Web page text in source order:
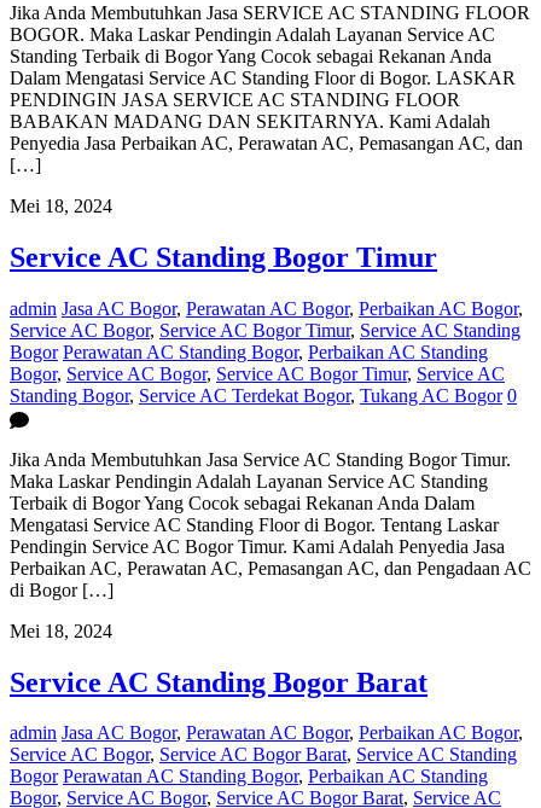
Jika Anda Membutuhkan Jasa SERVICE AC STANDING FLOOR
BOGOR. Maka Laskar Pendingin Adalah Layanan Service AC
Standing Terbaik di Bogor Yang Cocok sebagai Rekanan Anda
Dalam Mengatasi Service AC Standing Floor di Bogor. LASKAR
PENDINGIN JASA SERVICE AC STANDING FLOOR
BABAKAN MADANG DAN SEKITARNYA. Kami Adalah
Penyedia Jasa Perbaikan AC, Perawatan AC, Pemasangan AC, dan
[…]
Mei 18, 2024
Service AC Standing Bogor Timur
admin Jasa AC Bogor, Perawatan AC Bogor, Perbaikan AC Bogor,
Service AC Bogor, Service AC Bogor Timur, Service AC Standing
Bogor Perawatan AC Standing Bogor, Perbaikan AC Standing
Bogor, Service AC Bogor, Service AC Bogor Timur, Service AC
Standing Bogor, Service AC Terdekat Bogor, Tukang AC Bogor 0
Jika Anda Membutuhkan Jasa Service AC Standing Bogor Timur.
Maka Laskar Pendingin Adalah Layanan Service AC Standing
Terbaik di Bogor Yang Cocok sebagai Rekanan Anda Dalam
Mengatasi Service AC Standing Floor di Bogor. Tentang Laskar
Pendingin Service AC Bogor Timur. Kami Adalah Penyedia Jasa
Perbaikan AC, Perawatan AC, Pemasangan AC, dan Pengadaan AC
di Bogor […]
Mei 18, 2024
Service AC Standing Bogor Barat
admin Jasa AC Bogor, Perawatan AC Bogor, Perbaikan AC Bogor,
Service AC Bogor, Service AC Bogor Barat, Service AC Standing
Bogor Perawatan AC Standing Bogor, Perbaikan AC Standing
Bogor, Service AC Bogor, Service AC Bogor Barat, Service AC